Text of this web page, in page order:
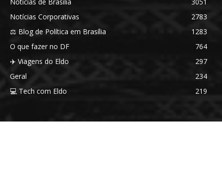
Notícias Corporativas
2783
⚖️ Blog de Política em Brasília
1283
O que fazer no DF
764
✈️ Viagens do Eldo
297
Geral
234
💻 Tech com Eldo
219